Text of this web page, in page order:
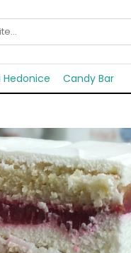
Hedonice Candy Bar